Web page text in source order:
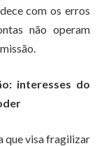
com os erros
não operam
interesses do
que visa fragilizar